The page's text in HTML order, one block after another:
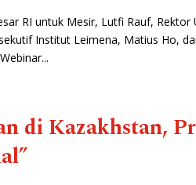
RI untuk Mesir, Lutfi Rauf,
Institut Leimena, Matius Ho,
di Kazakhstan,